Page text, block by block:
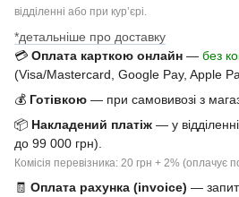
відділенні або при курʼєрі.
*детальніше про доставку
💳 Оплата карткою онлайн — без
(Visa/Mastercard, Google Pay, Apple
💰 Готівкою — при самовивозі з
📦 Накладений платіж — у
до 99 000 грн).
Комісія перевізника: 20 грн + 2% (оплачує
🧾 Оплата рахунка (invoice) —